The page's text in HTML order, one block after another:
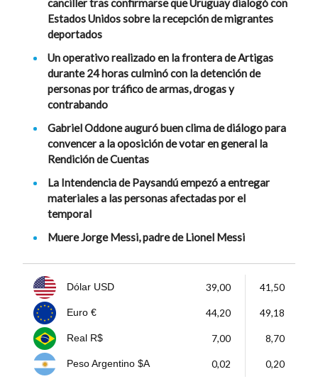
canciller tras confirmarse que Uruguay dialogó con
Estados Unidos sobre la recepción de migrantes
deportados
Un operativo realizado en la frontera de Artigas
durante 24 horas culminó con la detención de
personas por tráfico de armas, drogas y
contrabando
Gabriel Oddone auguró buen clima de diálogo para
convencer a la oposición de votar en general la
Rendición de Cuentas
La Intendencia de Paysandú empezó a entregar
materiales a las personas afectadas por el
temporal
Muere Jorge Messi, padre de Lionel Messi
Dólar USD 39,00 41,50
Euro € 44,20 49,18
Real R$ 7,00 8,70
Peso Argentino $A 0,02 0,20